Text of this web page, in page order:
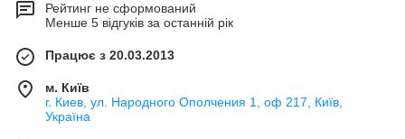
Рейтинг не сформований
Менше 5 відгуків за останній рік
Працює з 20.03.2013
м. Київ
г. Киев, ул. Народного Ополчения 1, оф 217, Київ,
Україна